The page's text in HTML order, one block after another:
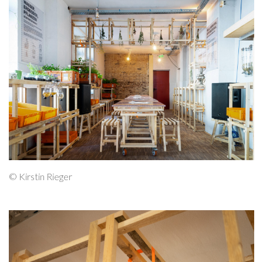
© Kirstin Rieger